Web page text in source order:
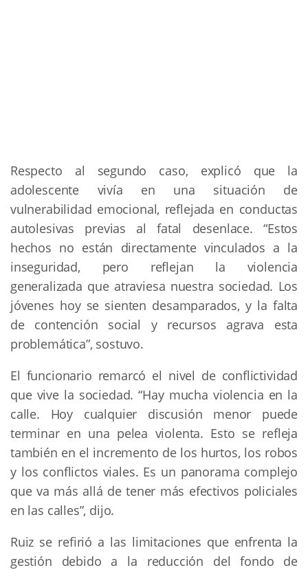
Respecto al segundo caso, explicó que la
adolescente vivía en una situación de
vulnerabilidad emocional, reflejada en conductas
autolesivas previas al fatal desenlace. “Estos
hechos no están directamente vinculados a la
inseguridad, pero reflejan la violencia
generalizada que atraviesa nuestra sociedad. Los
jóvenes hoy se sienten desamparados, y la falta
de contención social y recursos agrava esta
problemática”, sostuvo.
El funcionario remarcó el nivel de conflictividad
que vive la sociedad. “Hay mucha violencia en la
calle. Hoy cualquier discusión menor puede
terminar en una pelea violenta. Esto se refleja
también en el incremento de los hurtos, los robos
y los conflictos viales. Es un panorama complejo
que va más allá de tener más efectivos policiales
en las calles”, dijo.
Ruiz se refirió a las limitaciones que enfrenta la
gestión debido a la reducción del fondo de